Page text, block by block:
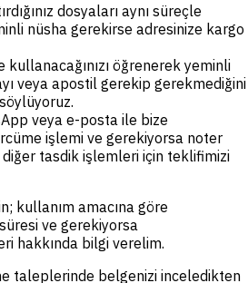
dosyaları aynı süreçle
nüsha gerekirse adresinize kargo
kullanacağınızı öğrenerek yeminli
veya apostil gerekip gerekmediğini
veya e-posta ile bize
işlemi ve gerekiyorsa noter
diğer tasdik işlemleri için teklifimizi
kullanım amacına göre
ve gerekiyorsa
hakkında bilgi verelim.
taleplerinde belgenizi inceledikten